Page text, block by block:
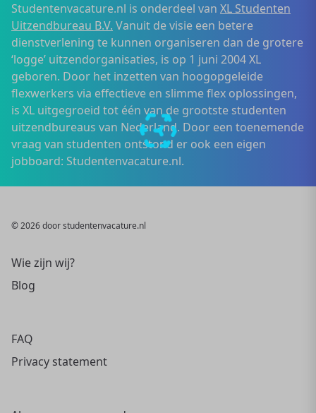
Studentenvacature.nl is onderdeel van XL Studenten
Uitzendbureau B.V. Vanuit de visie een betere
dienstverlening te kunnen organiseren dan de grotere
‘logge’ uitzendorganisaties, is op 1 juni 2004 XL
geboren. Door het inzetten van hoogopgeleide
flexwerkers via effectieve en slimme flex oplossingen,
is XL uitgegroeid tot één van de grootste studenten
uitzendbureaus van Nederland. Door een toenemende
vraag van studenten ontstond er ook een eigen
jobboard: Studentenvacature.nl.
© 2026 door studentenvacature.nl
Wie zijn wij?
Blog
FAQ
Privacy statement